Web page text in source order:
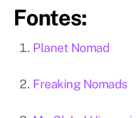
Fontes:
Planet Nomad
Freaking Nomads